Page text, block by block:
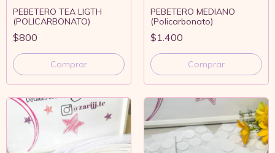
PEBETERO TEA LIGTH
(POLICARBONATO)
$800
Comprar
PEBETERO MEDIANO
(Policarbonato)
$1.400